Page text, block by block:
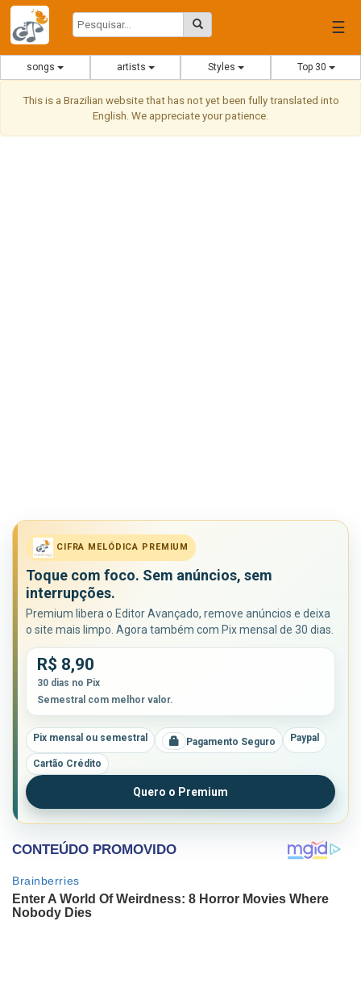
☰
songs artists Styles Top 30
This is a Brazilian website that has not yet been fully translated into
English. We appreciate your patience.
CIFRA MELÓDICA PREMIUM
Toque com foco. Sem anúncios, sem
interrupções.
Premium libera o Editor Avançado, remove anúncios e deixa
o site mais limpo. Agora também com Pix mensal de 30 dias.
R$ 8,90
30 dias no Pix
Semestral com melhor valor.
Pix mensal ou semestral Pagamento Seguro Paypal
Cartão Crédito
Quero o Premium